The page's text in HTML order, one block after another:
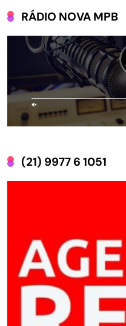
RÁDIO NOVA MPB
(21) 9977 6 1051